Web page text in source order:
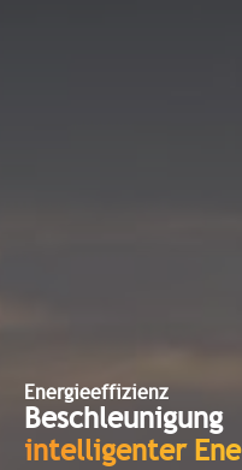
Energieeffizienz
Beschleunigung
intelligenter